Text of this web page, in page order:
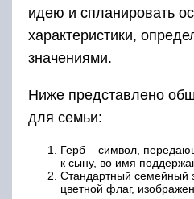
идею и спланировать
характеристики,
значениями.
Ниже представлено
для семьи:
Герб – символ,
к сыну, во имя
Стандартный семейный
цветной флаг,